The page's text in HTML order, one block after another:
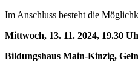
Im Anschluss besteht die
Mittwoch, 13. 11. 2024, 19.30
Bildungshaus Main-Kinzig,